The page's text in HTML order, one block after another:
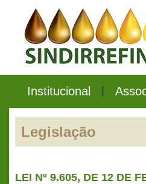
Institucional
Legislação
LEI Nº 9.605, DE 12 DE